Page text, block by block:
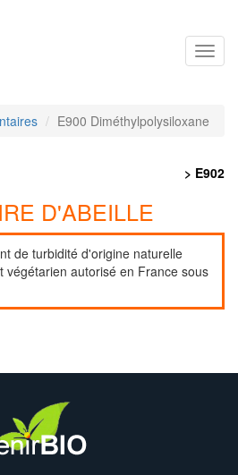
E900 Diméthylpolysiloxane
> E902
D'ABEILLE
de turbidité d'origine naturelle
végétarien autorisé en France sous